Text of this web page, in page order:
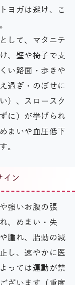
ヨガは避け、こ
して、マタニテ
、壁や椅子で支
い路面・歩きや
過ぎ・のぼせに
）、スロースク
に）が挙げられ
まいや血圧低下
。
イン
強いお腹の張
、めまい・失
腫れ、胎動の減
し、速やかに医
っては運動が禁